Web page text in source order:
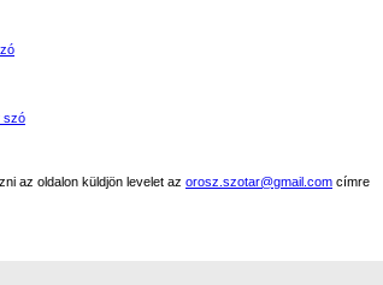
szó
az oldalon küldjön levelet az orosz.szotar@gmail.com címre